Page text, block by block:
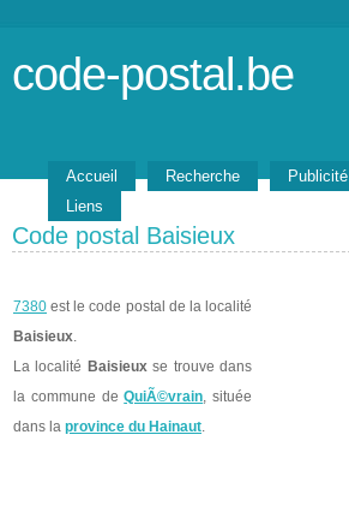
code-postal.be
Accueil Recherche Publicité
Liens
Code postal Baisieux
7380 est le code postal de la localité
Baisieux.
La localité Baisieuxse trouve dans
la commune deQuiÃ©vrain, située
dans la province du Hainaut.